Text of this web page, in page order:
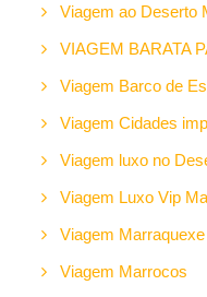
Viagem ao Deserto
VIAGEM BARATA
Viagem Barco de
Viagem Cidades
Viagem luxo no
Viagem Luxo Vip
Viagem
Viagem Marrocos